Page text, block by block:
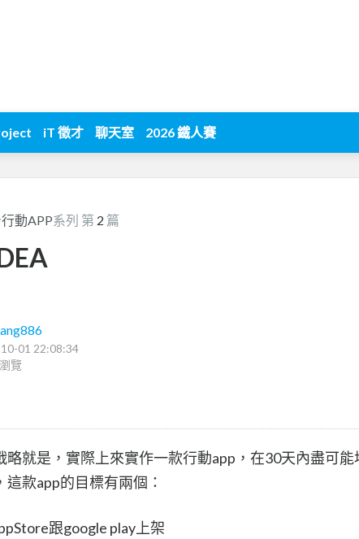
iT 徵才 聊天室 2026 鐵人賽
動APP系列 第 2 篇
01 22:08:34
覽
略就是，實際上來實作一款行動app，在30天內盡可
款app的目標有兩個：
跟google play上架